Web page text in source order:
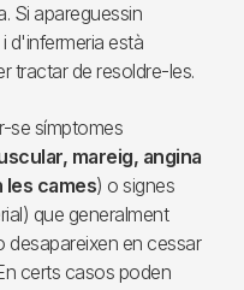
Si apareguessin
d'infermeria està
tractar de resoldre-les.
se símptomes
mareig, angina
les cames) o signes
que generalment
desapareixen en cessar
certs casos poden